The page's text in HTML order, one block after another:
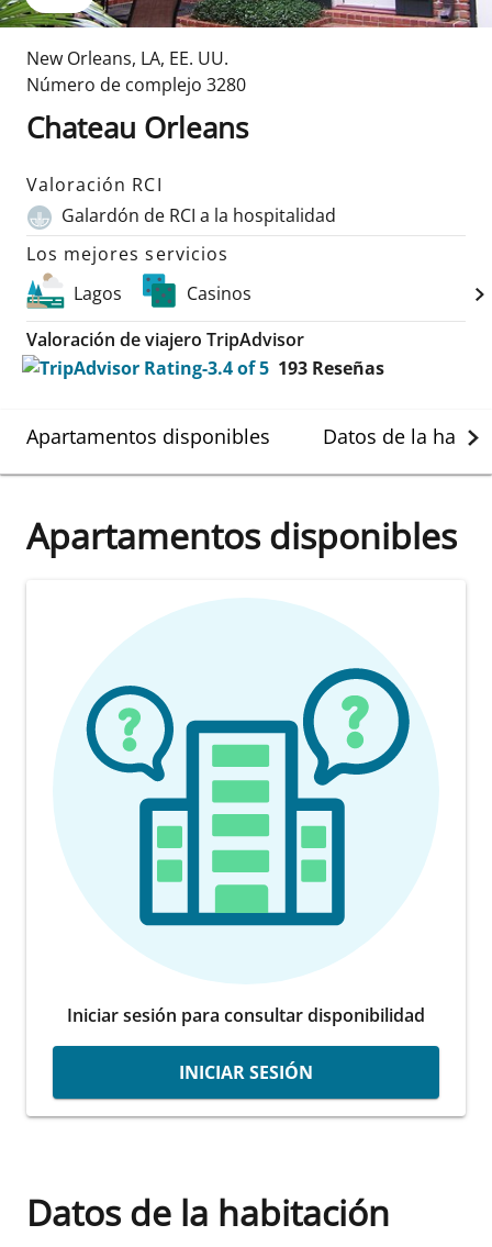
New Orleans, LA, EE. UU.
Número de complejo 3280
Chateau Orleans
Valoración RCI
Galardón de RCI a la hospitalidad
Los mejores servicios
Lagos
Casinos
Valoración de viajero TripAdvisor
193 Reseñas
Apartamentos disponibles Datos de la
Apartamentos disponibles
Iniciar sesión para consultar disponibilidad
INICIAR SESIÓN
Datos de la habitación